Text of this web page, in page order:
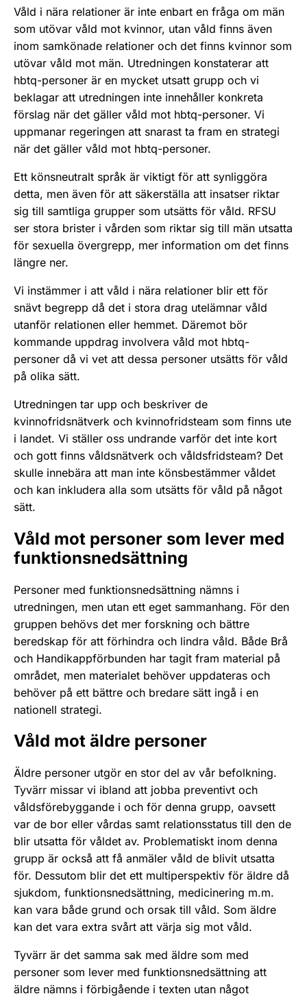
Våld i nära relationer är inte enbart en fråga om män
som utövar våld mot kvinnor, utan våld finns även
inom samkönade relationer och det finns kvinnor som
utövar våld mot män. Utredningen konstaterar att
hbtq-personer är en mycket utsatt grupp och vi
beklagar att utredningen inte innehåller konkreta
förslag när det gäller våld mot hbtq-personer. Vi
uppmanar regeringen att snarast ta fram en strategi
när det gäller våld mot hbtq-personer.
Ett könsneutralt språk är viktigt för att synliggöra
detta, men även för att säkerställa att insatser riktar
sig till samtliga grupper som utsätts för våld. RFSU
ser stora brister i vården som riktar sig till män utsatta
för sexuella övergrepp, mer information om det finns
längre ner.
Vi instämmer i att våld i nära relationer blir ett för
snävt begrepp då det i stora drag utelämnar våld
utanför relationen eller hemmet. Däremot bör
kommande uppdrag involvera våld mot hbtq-
personer då vi vet att dessa personer utsätts för våld
på olika sätt.
Utredningen tar upp och beskriver de
kvinnofridsnätverk och kvinnofridsteam som finns ute
i landet. Vi ställer oss undrande varför det inte kort
och gott finns våldsnätverk och våldsfridsteam? Det
skulle innebära att man inte könsbestämmer våldet
och kan inkludera alla som utsätts för våld på något
sätt.
Våld mot personer som lever med
funktionsnedsättning
Personer med funktionsnedsättning nämns i
utredningen, men utan ett eget sammanhang. För den
gruppen behövs det mer forskning och bättre
beredskap för att förhindra och lindra våld. Både Brå
och Handikappförbunden har tagit fram material på
området, men materialet behöver uppdateras och
behöver på ett bättre och bredare sätt ingå i en
nationell strategi.
Våld mot äldre personer
Äldre personer utgör en stor del av vår befolkning.
Tyvärr missar vi ibland att jobba preventivt och
våldsförebyggande i och för denna grupp, oavsett
var de bor eller vårdas samt relationsstatus till den de
blir utsatta för våldet av. Problematiskt inom denna
grupp är också att få anmäler våld de blivit utsatta
för. Dessutom blir det ett multiperspektiv för äldre då
sjukdom, funktionsnedsättning, medicinering m.m.
kan vara både grund och orsak till våld. Som äldre
kan det vara extra svårt att värja sig mot våld.
Tyvärr är det samma sak med äldre som med
personer som lever med funktionsnedsättning att
äldre nämns i förbigående i texten utan något